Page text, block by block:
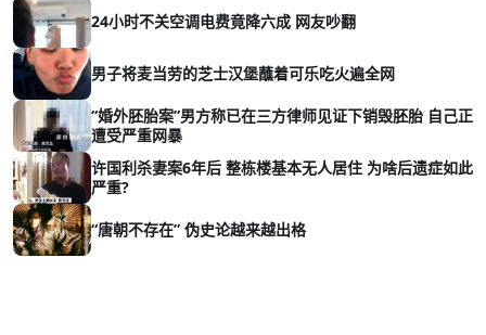
24小时不关空调电费竟降六成 网友吵翻
男子将麦当劳的芝士汉堡蘸着可乐吃火遍全网
“婚外胚胎案”男方称已在三方律师见证下销毁胚胎 自己正
遭受严重网暴
许国利杀妻案6年后 整栋楼基本无人居住 为啥后遗症如此
严重?
“唐朝不存在” 伪史论越来越出格